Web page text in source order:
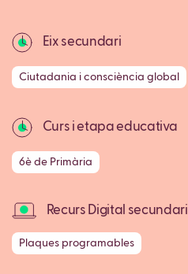
Eix secundari
Ciutadania i consciència global
Curs i etapa educativa
6è de Primària
Recurs Digital secundari
Plaques programables